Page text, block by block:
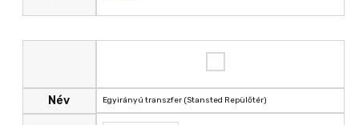
Név Egyirányú transzfer (Stansted Repülőtér)